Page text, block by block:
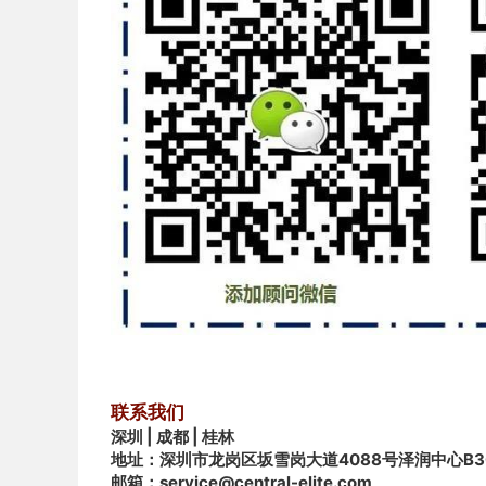
联系我们
深圳 | 成都 | 桂林
地址：深圳市龙岗区坂雪岗大道4088号泽润中心